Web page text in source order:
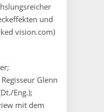
und
vision.com)
Glenn
Eng.);
mit dem